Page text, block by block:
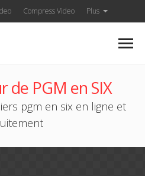
Compress Video Plus
de PGM en SIX
pgm en six en ligne et